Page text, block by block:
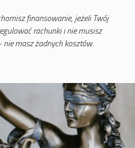
finansowanie, jeżeli Twój
rachunki i nie musisz
masz żadnych kosztów.